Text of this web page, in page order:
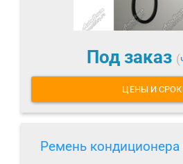
Под заказ (
ЦЕНЫ И
Ремень кондиционера